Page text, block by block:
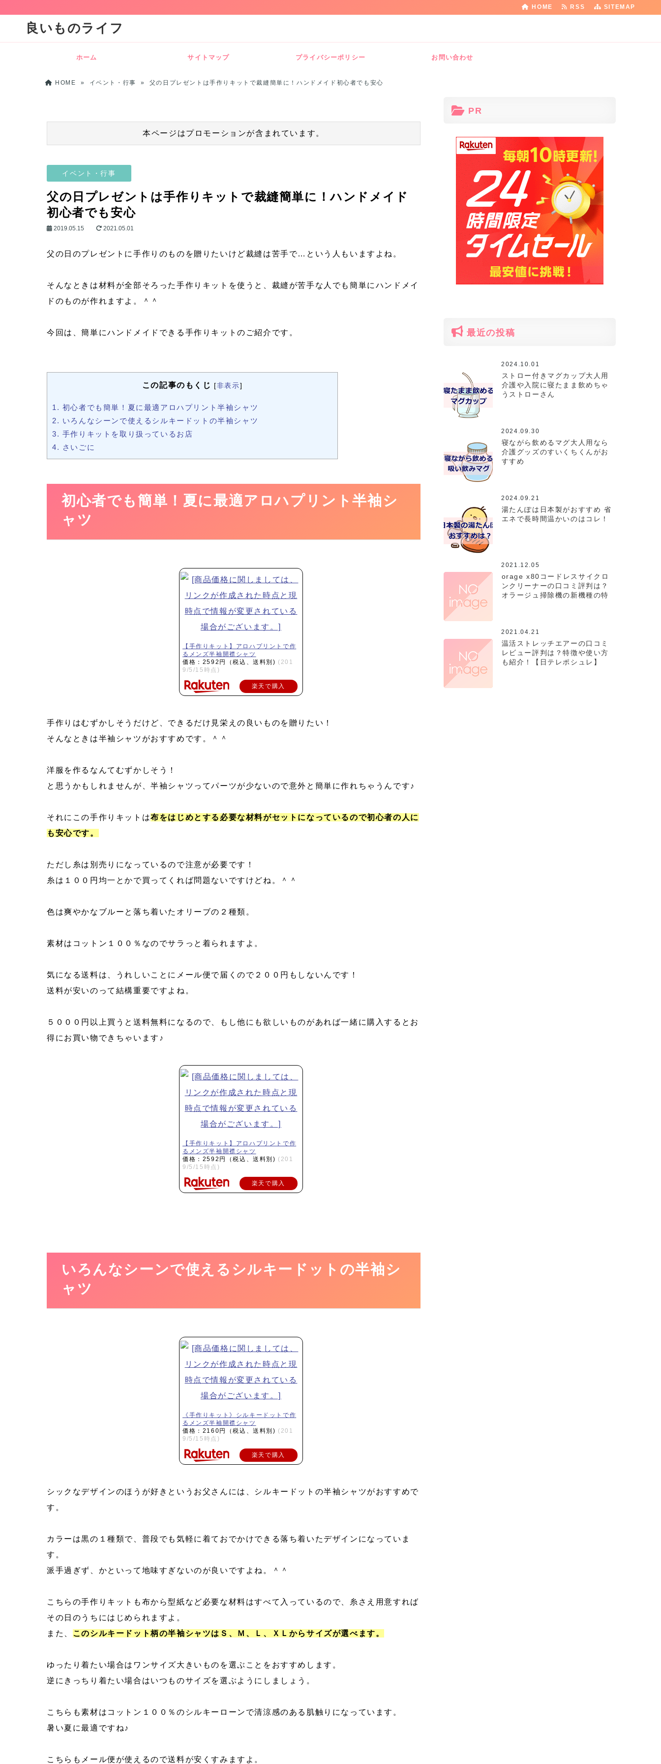
SITEMAP
RSS
HOME
良いものライフ
ホーム サイトマップ プライバシーポリシー お問い合わせ
HOME » イベント・行事 » 父の日プレゼントは手作りキットで裁縫簡単に！ハンドメイド初心者でも安心
本ページはプロモーションが含まれています。
イベント・行事
父の日プレゼントは手作りキットで裁縫簡単に！ハンドメイド
初心者でも安心
2019.05.15 2021.05.01
父の日のプレゼントに手作りのものを贈りたいけど裁縫は苦手で…という人もいますよね。
そんなときは材料が全部そろった手作りキットを使うと、裁縫が苦手な人でも簡単にハンドメイ
ドのものが作れますよ。＾＾
今回は、簡単にハンドメイドできる手作りキットのご紹介です。
この記事のもくじ [非表示]
1. 初心者でも簡単！夏に最適アロハプリント半袖シャツ
2. いろんなシーンで使えるシルキードットの半袖シャツ
3. 手作りキットを取り扱っているお店
4. さいごに
初心者でも簡単！夏に最適アロハプリント半袖シ
ャツ
【手作りキット】アロハプリントで作
るメンズ半袖開襟シャツ
価格：2592円（税込、送料別) (201
9/5/15時点)
楽天で購入
手作りはむずかしそうだけど、できるだけ見栄えの良いものを贈りたい！
そんなときは半袖シャツがおすすめです。＾＾
洋服を作るなんてむずかしそう！
と思うかもしれませんが、半袖シャツってパーツが少ないので意外と簡単に作れちゃうんです♪
それにこの手作りキットは布をはじめとする必要な材料がセットになっているので初心者の人に
も安心です。
ただし糸は別売りになっているので注意が必要です！
糸は１００円均一とかで買ってくれば問題ないですけどね。＾＾
色は爽やかなブルーと落ち着いたオリーブの２種類。
素材はコットン１００％なのでサラっと着られますよ。
気になる送料は、うれしいことにメール便で届くので２００円もしないんです！
送料が安いのって結構重要ですよね。
５０００円以上買うと送料無料になるので、もし他にも欲しいものがあれば一緒に購入するとお
得にお買い物できちゃいます♪
【手作りキット】アロハプリントで作
るメンズ半袖開襟シャツ
価格：2592円（税込、送料別) (201
9/5/15時点)
楽天で購入
いろんなシーンで使えるシルキードットの半袖シ
ャツ
《手作りキット》シルキードットで作
るメンズ半袖開襟シャツ
価格：2160円（税込、送料別) (201
9/5/15時点)
楽天で購入
シックなデザインのほうが好きというお父さんには、シルキードットの半袖シャツがおすすめで
す。
カラーは黒の１種類で、普段でも気軽に着ておでかけできる落ち着いたデザインになっていま
す。
派手過ぎず、かといって地味すぎないのが良いですよね。＾＾
こちらの手作りキットも布から型紙など必要な材料はすべて入っているので、糸さえ用意すれば
その日のうちにはじめられますよ。
また、 このシルキードット柄の半袖シャツはＳ、Ｍ、Ｌ、ＸＬからサイズが選べます。
ゆったり着たい場合はワンサイズ大きいものを選ぶことをおすすめします。
逆にきっちり着たい場合はいつものサイズを選ぶようにしましょう。
こちらも素材はコットン１００％のシルキーローンで清涼感のある肌触りになっています。
暑い夏に最適ですね♪
こちらもメール便が使えるので送料が安くすみますよ。
PR
最近の投稿
2024.10.01
ストロー付きマグカップ大人用
介護や入院に寝たまま飲めちゃ
うストローさん
2024.09.30
寝ながら飲めるマグ大人用なら
介護グッズのすいくちくんがお
すすめ
2024.09.21
湯たんぽは日本製がおすすめ 省
エネで長時間温かいのはコレ！
2021.12.05
orage x80コードレスサイクロ
ンクリーナーの口コミ評判は？
オラージュ掃除機の新機種の特
2021.04.21
温活ストレッチエアーの口コミ
レビュー評判は？特徴や使い方
も紹介！【日テレポシュレ】